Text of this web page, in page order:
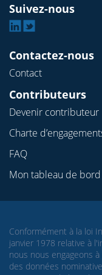
Suivez-nous
Linkedin
Contactez-nous
Contact
Contributeurs
Devenir contributeur
Charte
FAQ
Mon tableau de bord
Conformément à la loi
janvier 1978 relative à
nous nous engageons
des données